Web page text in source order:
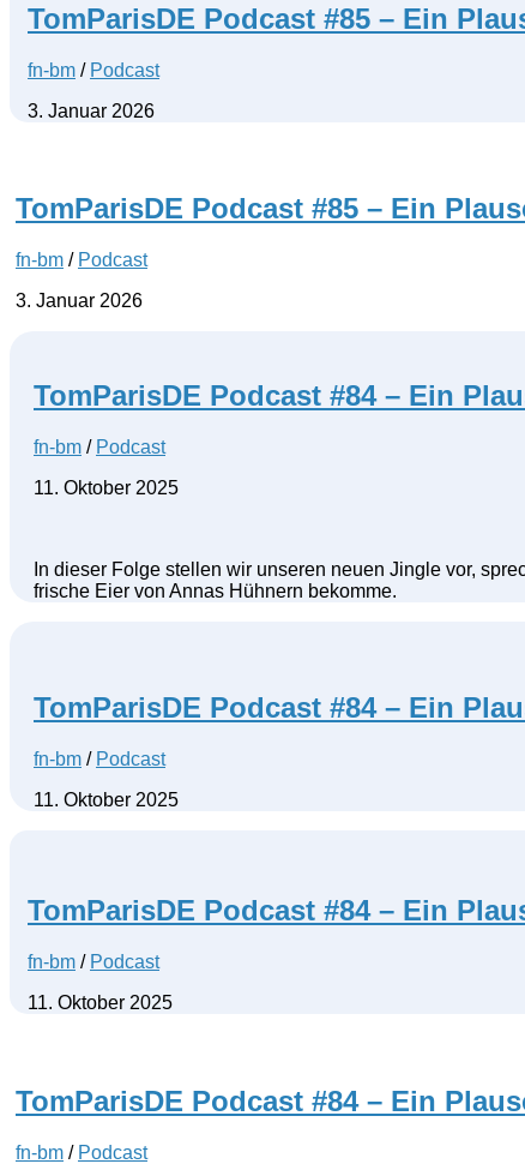
TomParisDE Podcast #85 – Ein
fn-bm / Podcast
3. Januar 2026
TomParisDE Podcast #85 – Ein
fn-bm / Podcast
3. Januar 2026
TomParisDE Podcast #84 – Ein
fn-bm / Podcast
11. Oktober 2025
In dieser Folge stellen wir unseren neuen Jingle vor,
frische Eier von Annas Hühnern bekomme.
TomParisDE Podcast #84 – Ein
fn-bm / Podcast
11. Oktober 2025
TomParisDE Podcast #84 – Ein
fn-bm / Podcast
11. Oktober 2025
TomParisDE Podcast #84 – Ein
fn-bm / Podcast